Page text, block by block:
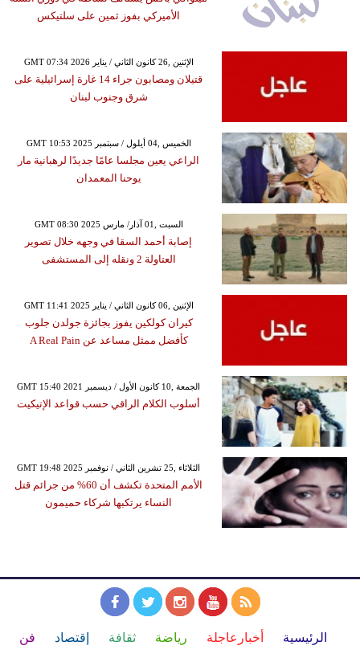
الأميركي بفوز ثمين على سلتيكس
GMT 07:34 2026 الإثنين ,26 كانون الثاني / يناير
قتيلان ومصابون جراء 14 غارة إسرائيلية على
شرق وجنوب لبنان
GMT 10:53 2025 الخميس ,04 أيلول / سبتمبر
الراعي يعين مجلسا عامًا جديدًا لرهبانية مار
يوحنا المعمدان
GMT 08:30 2025 السبت ,01 آذار/ مارس
إصابة أحمد السقا في وجهه خلال تصوير
العتاولة 2 ونقله إلى المستشفى
GMT 11:41 2025 الإثنين ,06 كانون الثاني / يناير
كيران كولكين يفوز بجائزة جولدن جلوب
كأفضل ممثل مساعد عن A Real Pain
GMT 15:40 2021 الجمعة ,10 كانون الأول / ديسمبر
أسلوب الكلام الراقي حسب قواعد الإتيكيت
GMT 19:48 2025 الثلاثاء ,25 تشرين الثاني / نوفمبر
الأمم المتحدة تكشف أن 60% من جرائم قتل
النساء يرتكبها شركاء حميمون
الرئيسية أخبارعاجلة رياضة ثقافة إقتصاد فن